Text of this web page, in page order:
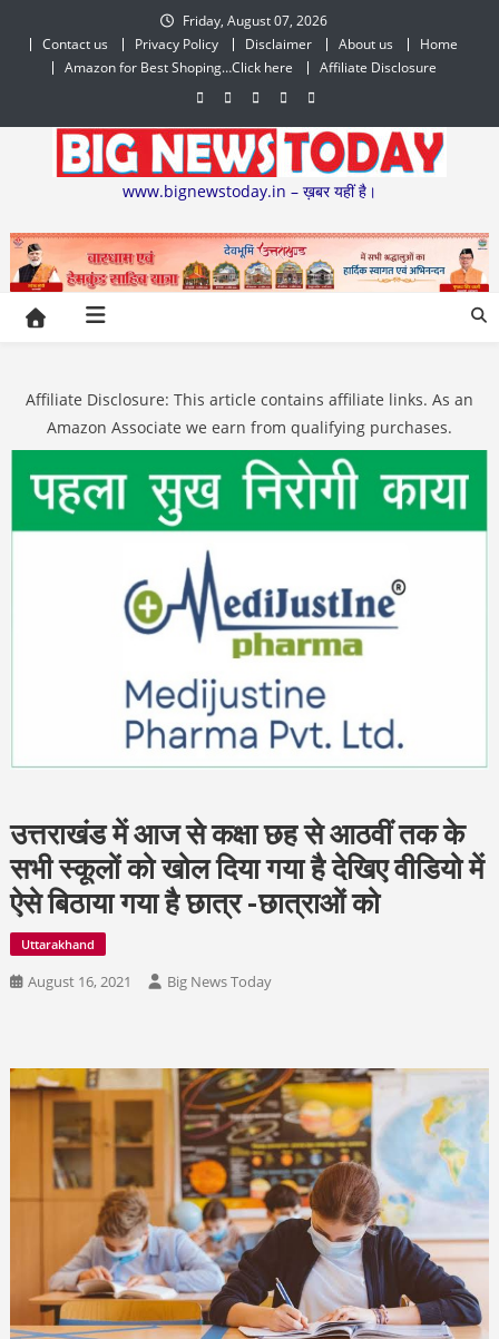
content
Friday, August 07, 2026
Contact us
Privacy Policy Disclaimer About us
Home
Amazon for Best Shoping…Click here
Affiliate Disclosure
www.bignewstoday.in – ख़बर यहीं है।
Affiliate Disclosure: This article contains affiliate links. As an
Amazon Associate we earn from qualifying purchases.
उत्तराखंड में आज से कक्षा छह से आठवीं तक के
सभी स्कूलों को खोल दिया गया है देखिए वीडियो में
ऐसे बिठाया गया है छात्र -छात्राओं को
Uttarakhand
August 16, 2021 Big News Today